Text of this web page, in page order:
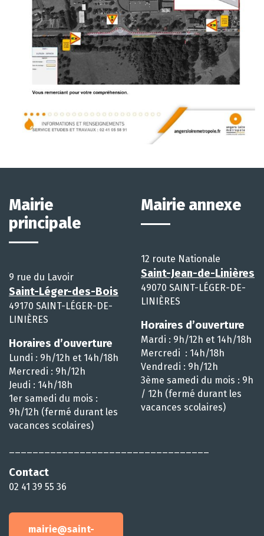
Mairie
principale
9 rue du Lavoir
Saint-Léger-des-Bois
49170 SAINT-LÉGER-DE-
LINIÈRES
Horaires d’ouverture
Lundi : 9h/12h et 14h/18h
Mercredi : 9h/12h
Jeudi : 14h/18h
1er samedi du mois :
9h/12h (fermé durant les
vacances scolaires)
Contact
02 41 39 55 36
mairie@saint-
Mairie annexe
12 route Nationale
Saint-Jean-de-Linières
49070 SAINT-LÉGER-DE-
LINIÈRES
Horaires d’ouverture
Mardi : 9h/12h et 14h/18h
Mercredi : 14h/18h
Vendredi : 9h/12h
3ème samedi du mois : 9h
/ 12h (fermé durant les
vacances scolaires)